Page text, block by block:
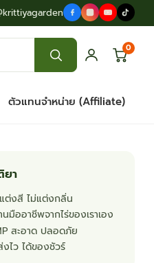
0
ตัวแทนจำหน่าย (Affiliate)
ยา
ต่งสี ไม่แต่งกลิ่น
มืออาชีพจากไร่ของเราเอง
สะอาด ปลอดภัย
ไว ได้ของชัวร์